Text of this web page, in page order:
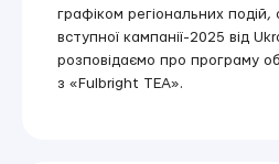
графіком регіональних
вступної кампанії-2025 від
розповідаємо про програму
з «Fulbright TEA».